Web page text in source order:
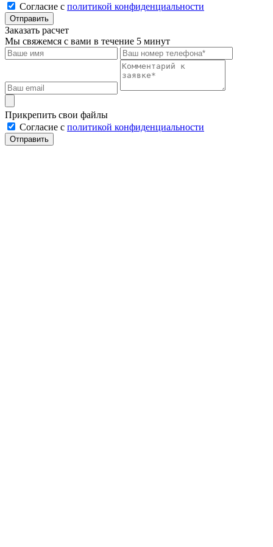
Cогласие с политикой конфиденциальности
Отправить
Заказать расчет
Мы свяжемся с вами в течение 5 минут
Прикрепить свои файлы
Cогласие с политикой конфиденциальности
Отправить